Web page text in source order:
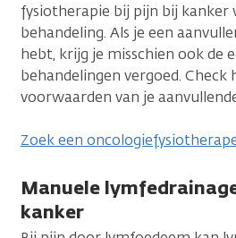
fysiotherapie bij pijn bij kanker
behandeling. Als je een
hebt, krijg je misschien ook de
behandelingen vergoed. Check
voorwaarden van je
Zoek een
Manuele
kanker